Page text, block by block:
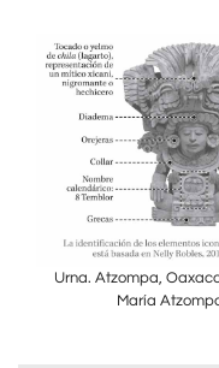
Urna. Atzompa,
María